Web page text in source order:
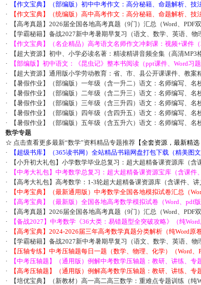
·
【作文宝典】（部编版）初中中考作文：高分秘籍、命题解析、技
·
【作文宝典】（统编版）高中高考作文：高分秘籍、命题解析、技
·
【高考真题】2026届全国各地高考真题（9门）汇总（Word、PDF
·
【学霸秘籍】备战2027新中考暑期早复习（语文、数学、英语、物
·
【作文宝典】（名企精品）高考语文名师作文冲刺课：视频+课件（
·
【超大资源】初中、小学必读名著：精读精讲音频全集（高清MP3
·
【部编版】初中语文：《昆虫记》整本书阅读（ppt课件、Word习题
·
【超大资源】通用版小学劳动教育：省、市、县公开课课件、教案
·
【暑假作业】（部编版）一年级（含一升二）语文：名师编写、名
·
【暑假作业】（部编版）二年级（含二升三）语文：名师编写、名
·
【暑假作业】（部编版）三年级（含三升四）语文：名师编写、名
·
【暑假作业】（部编版）四年级（含四升五）语文：名师编写、名
·
【暑假作业】（部编版）五年级（含五升六）语文：名师编写、名
数学专题
☆ 点击查看更多最新“数学”资料精品专题推荐【全套资源，最新精选
·
【超级书库】（365读书网）全站精品书籍网盘打包下载（精美图文
·
【小升初大礼包】小学数学毕业总复习：超大超精备课资源库（含
·
【中考大礼包】中考数学总复习：超大超精备课资源宝库（含课件
·
【高考大礼包】高考数学：1-3轮超大超精备课资源库（含课件、讲
·
【中考宝典】（最新通用版）中考数学全国各地模拟试卷汇总（
·
【高考宝典】（最新版）全国各地高考数学模拟试卷（Word、pdf版
·
【高考真题】2026届全国各地高考真题（9门）汇总（Word、PDF
·
【备战2027】中考数学《36大类：易错题型全突破攻略》（纯Word
·
【高考宝典】2024-2026届三年高考数学真题分类解析（纯Word原
·
【学霸秘籍】备战2027新中考暑期早复习（语文、数学、英语、物
·
【压轴专练】中考压轴题每日一题（数学、物理、化学）（Word、
·
【中考压轴题】（通用版）例解中考数学压轴题：教研、讲练、专
·
【高考压轴题】（通用版）例解高考数学压轴题：教研、讲练、专
·
【培优宝典】（新教材）高一高二高三数学：重难点专题训练（纯